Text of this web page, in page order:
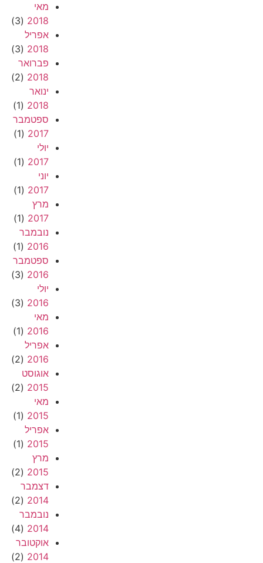
מאי
2018
(3)
אפריל
2018
(3)
פברואר
2018
(2)
ינואר
2018
(1)
ספטמבר
2017
(1)
יולי
2017
(1)
יוני
2017
(1)
מרץ
2017
(1)
נובמבר
2016
(1)
ספטמבר
2016
(3)
יולי
2016
(3)
מאי
2016
(1)
אפריל
2016
(2)
אוגוסט
2015
(2)
מאי
2015
(1)
אפריל
2015
(1)
מרץ
2015
(2)
דצמבר
2014
(2)
נובמבר
2014
(4)
אוקטובר
2014
(2)